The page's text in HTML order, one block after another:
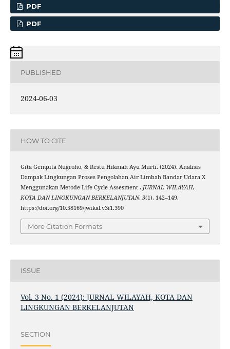
PDF
PDF
PUBLISHED
2024-06-03
HOW TO CITE
Gita Gempita Nugroho, & Restu Hikmah Ayu Murti. (2024). Analisis
Dampak Lingkungan Proses Pengolahan Air Limbah Bandar Udara X
Menggunakan Metode Life Cycle Assesment . JURNAL WILAYAH,
KOTA DAN LINGKUNGAN BERKELANJUTAN, 3(1), 142–149.
https://doi.org/10.58169/jwikal.v3i1.390
More Citation Formats
ISSUE
Vol. 3 No. 1 (2024): JURNAL WILAYAH, KOTA DAN
LINGKUNGAN BERKELANJUTAN
SECTION